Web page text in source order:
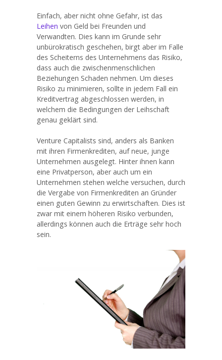
Einfach, aber nicht ohne Gefahr, ist das
Leihen von Geld bei Freunden und
Verwandten. Dies kann im Grunde sehr
unbürokratisch geschehen, birgt aber im Falle
des Scheiterns des Unternehmens das Risiko,
dass auch die zwischenmenschlichen
Beziehungen Schaden nehmen. Um dieses
Risiko zu minimieren, sollte in jedem Fall ein
Kreditvertrag abgeschlossen werden, in
welchem die Bedingungen der Leihschaft
genau geklärt sind.
Venture Capitalists sind, anders als Banken
mit ihren Firmenkrediten, auf neue, junge
Unternehmen ausgelegt. Hinter ihnen kann
eine Privatperson, aber auch um ein
Unternehmen stehen welche versuchen, durch
die Vergabe von Firmenkrediten an Gründer
einen guten Gewinn zu erwirtschaften. Dies ist
zwar mit einem höheren Risiko verbunden,
allerdings können auch die Erträge sehr hoch
sein.